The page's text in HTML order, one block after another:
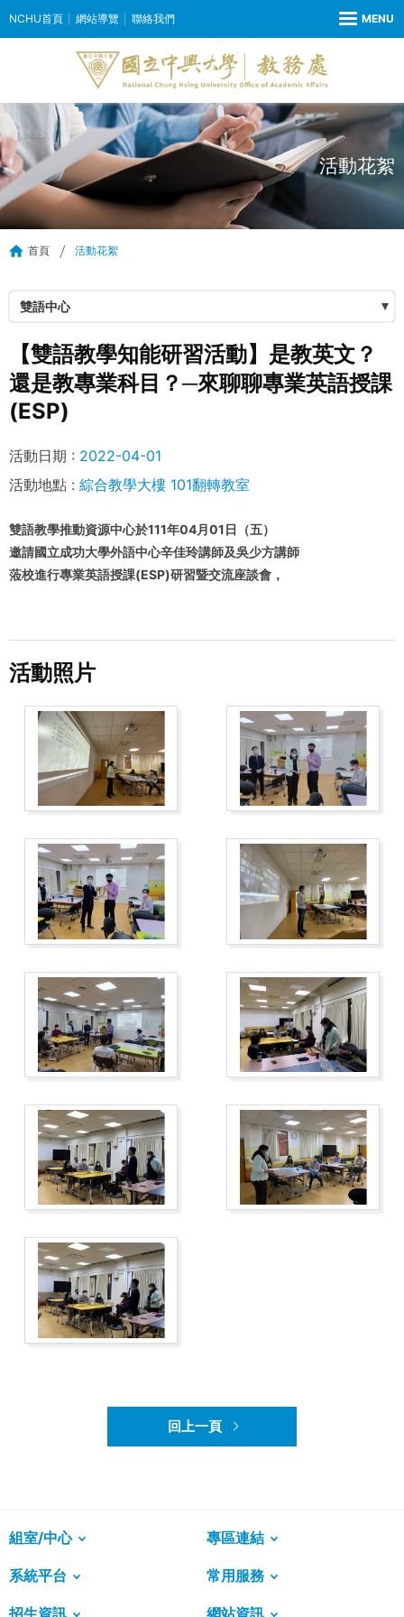
NCHU首頁 網站導覽 聯絡我們
活動花絮
首頁 活動花絮
雙語中心
【雙語教學知能研習活動】是教英文？
還是教專業科目？─來聊聊專業英語授課
(ESP)
活動日期 : 2022-04-01
活動地點 : 綜合教學大樓 101翻轉教室
雙語教學推動資源中心於111年04月01日（五）
邀請國立成功大學外語中心辛佳玲講師及吳少方講師
蒞校進行專業英語授課(ESP)研習暨交流座談會，
活動照片
回上一頁
組室/中心 專區連結
系統平台 常用服務
招生資訊 網站資訊